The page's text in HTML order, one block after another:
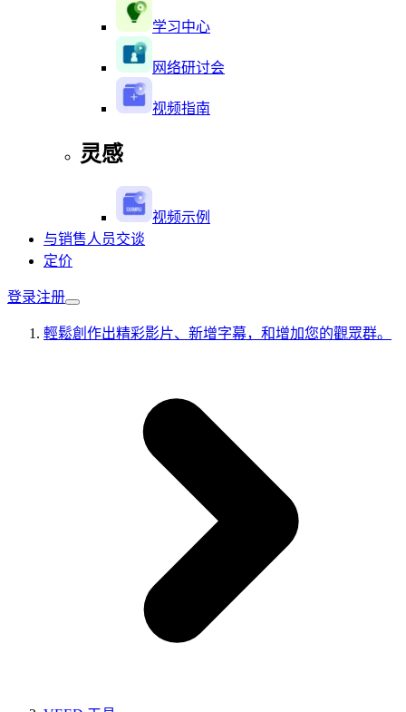
学习中心
网络研讨会
视频指南
灵感
视频示例
与销售人员交谈
定价
登录注册
輕鬆創作出精彩影片、新增字幕，和增加您的觀眾群。